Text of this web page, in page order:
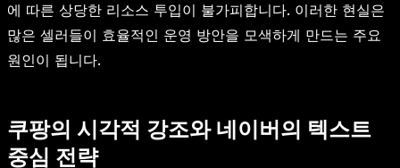
에 따른 상당한 리소스 투입이 불가피합니다. 이러한 현실은
많은 셀러들이 효율적인 운영 방안을 모색하게 만드는 주요
원인이 됩니다.
쿠팡의 시각적 강조와 네이버의 텍스트
중심 전략